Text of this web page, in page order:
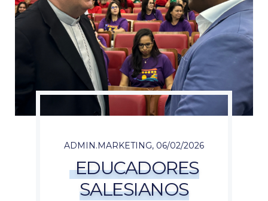
ADMIN.MARKETING, 06/02/2026
EDUCADORES
SALESIANOS